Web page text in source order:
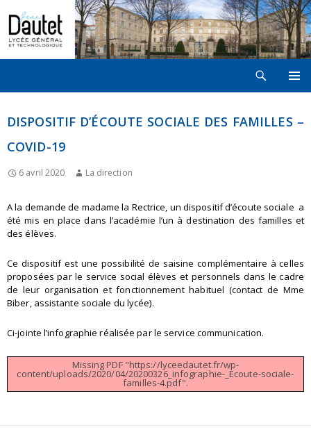
CONTENU
DISPOSITIF D’ÉCOUTE SOCIALE DES FAMILLES –
COVID-19
6 avril 2020 La direction
A la demande de madame la Rectrice, un dispositif d’écoute sociale a
été mis en place dans l’académie l’un à destination des familles et
des élèves.
Ce dispositif est une possibilité de saisine complémentaire à celles
proposées par le service social élèves et personnels dans le cadre
de leur organisation et fonctionnement habituel (contact de Mme
Biber, assistante sociale du lycée).
Ci-jointe l’infographie réalisée par le service communication.
Missing PDF "https://lyceedautet.fr/wp-
content/uploads/2020/04/20200326_infographie-_Ecoute-sociale-
familles-4.pdf".